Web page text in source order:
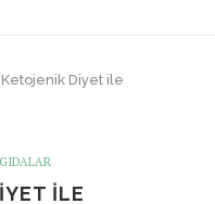
Ketojenik Diyet ile
ILE